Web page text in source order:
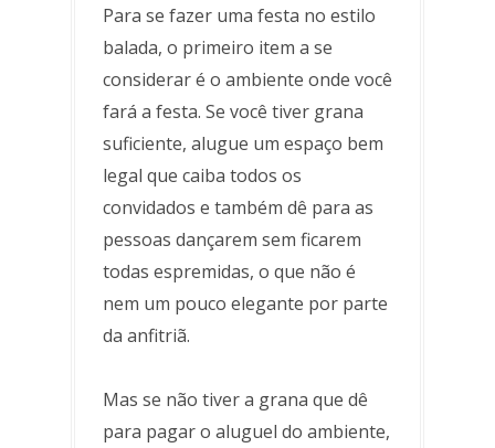
Para se fazer uma festa no estilo
balada, o primeiro item a se
considerar é o ambiente onde você
fará a festa. Se você tiver grana
suficiente, alugue um espaço bem
legal que caiba todos os
convidados e também dê para as
pessoas dançarem sem ficarem
todas espremidas, o que não é
nem um pouco elegante por parte
da anfitriã.
Mas se não tiver a grana que dê
para pagar o aluguel do ambiente,